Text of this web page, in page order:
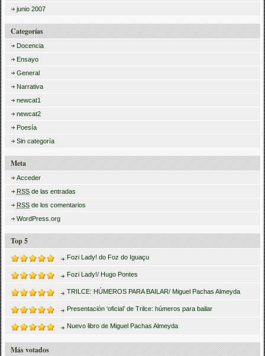
junio 2007
Categorías
Docencia
Ensayo
General
Narrativa
newcat1
newcat2
Poesía
Sin categoría
Meta
Acceder
RSS de las entradas
RSS de los comentarios
WordPress.org
Top 5
Fozi Lady! do Foz do Iguaçu
Fozi Lady!/ Hugo Pontes
TRILCE: HÚMEROS PARA BAILAR/ Miguel Pachas Almeyda
Presentación ‘oficial’ de Trilce: húmeros para bailar
Nuevo libro de Miguel Pachas Almeyda
Más votados